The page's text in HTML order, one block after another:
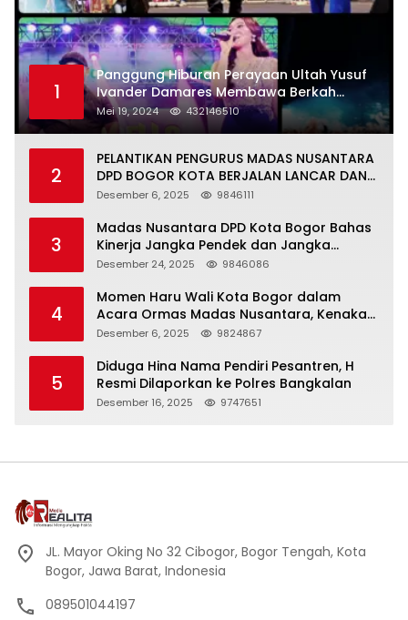
1
Panggung Hiburan Perayaan Ultah Yusuf
Ivander Damares Membawa Berkah
Warga Kejapanan
Mei 19, 2024 432146510
2
PELANTIKAN PENGURUS MADAS NUSANTARA
DPD BOGOR KOTA BERJALAN LANCAR DAN
KHIDMAT
Desember 6, 2025 9846111
3
Madas Nusantara DPD Kota Bogor Bahas
Kinerja Jangka Pendek dan Jangka
Panjang
Desember 24, 2025 9846086
4
Momen Haru Wali Kota Bogor dalam
Acara Ormas Madas Nusantara, Kenakan
Peci Hitam Tinggi sebagai Simbol
Desember 6, 2025 9824867
5
Diduga Hina Nama Pendiri Pesantren, H
Resmi Dilaporkan ke Polres Bangkalan
Desember 16, 2025 9747651
JL. Mayor Oking No 32 Cibogor, Bogor Tengah, Kota
Bogor, Jawa Barat, Indonesia
089501044197